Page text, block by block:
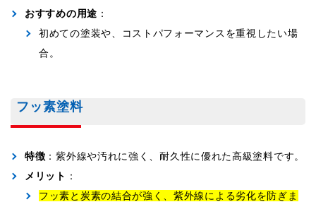
おすすめの用途 ：
初めての塗装や、コストパフォーマンスを重視したい場
合。
フッ素塗料
特徴 ：紫外線や汚れに強く、耐久性に優れた高級塗料です。
メリット ：
フッ素と炭素の結合が強く、紫外線による劣化を防ぎま